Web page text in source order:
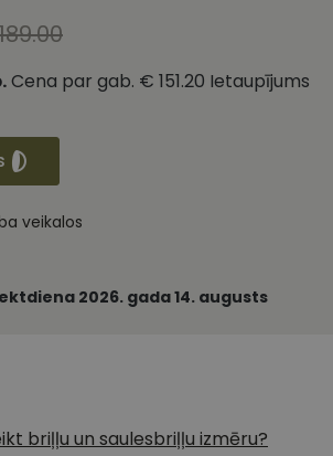
Cena par gab. € 151.20 Ietaupījums
veikalos
2026. gada 14. augusts
briļļu un saulesbriļļu izmēru?